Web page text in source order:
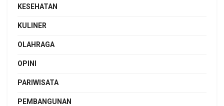
KESEHATAN
KULINER
OLAHRAGA
OPINI
PARIWISATA
PEMBANGUNAN